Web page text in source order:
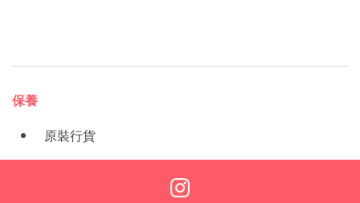
保養
原裝行貨